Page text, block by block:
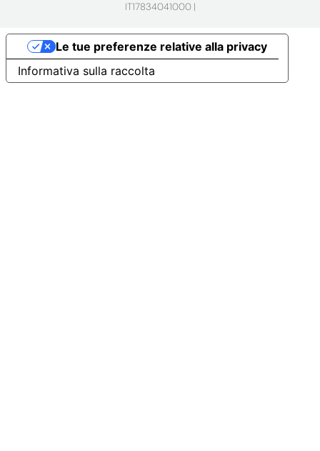
IT17834041000 |
Informativa sulla raccolta
Le tue preferenze relative alla privacy